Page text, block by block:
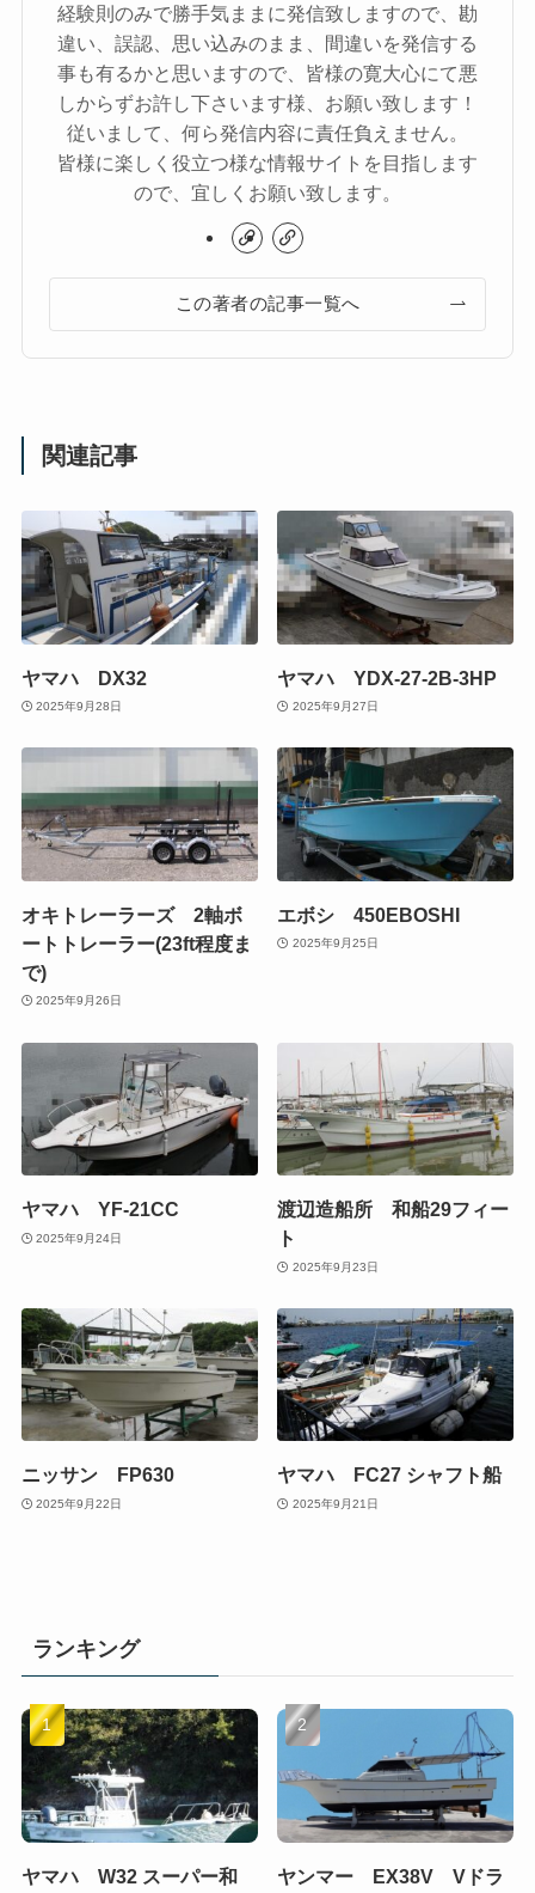
経験則のみで勝手気ままに発信致しますので、勘
違い、誤認、思い込みのまま、間違いを発信する
事も有るかと思いますので、皆様の寛大心にて悪
しからずお許し下さいます様、お願い致します！
従いまして、何ら発信内容に責任負えません。
皆様に楽しく役立つ様な情報サイトを目指します
ので、宜しくお願い致します。
この著者の記事一覧へ
関連記事
ヤマハ DX32
2025年9月28日
ヤマハ YDX-27-2B-3HP
2025年9月27日
オキトレーラーズ 2軸ボ
ートトレーラー(23ft程度ま
で)
2025年9月26日
エボシ 450EBOSHI
2025年9月25日
ヤマハ YF-21CC
2025年9月24日
渡辺造船所 和船29フィー
ト
2025年9月23日
ニッサン FP630
2025年9月22日
ヤマハ FC27 シャフト船
2025年9月21日
ランキング
ヤマハ W32 スーパー和 ヤンマー EX38V Vドラ